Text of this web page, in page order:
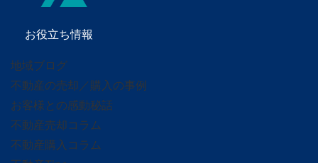
お役立ち情報
地域ブログ
不動産の売却／購入の事例
お客様との感動秘話
不動産売却コラム
不動産購入コラム